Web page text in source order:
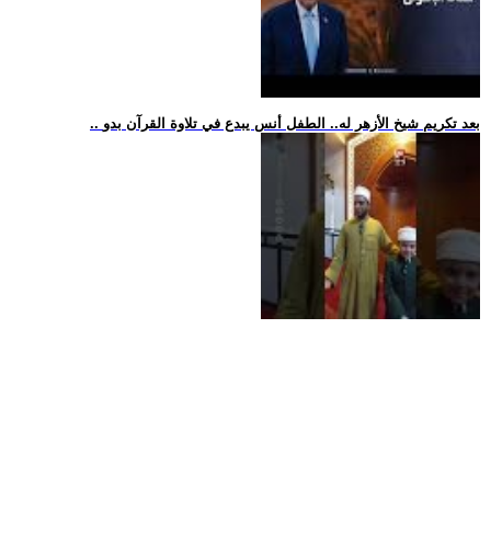
.. بعد تكريم شيخ الأزهر له.. الطفل أنس يبدع في تلاوة القرآن بدو